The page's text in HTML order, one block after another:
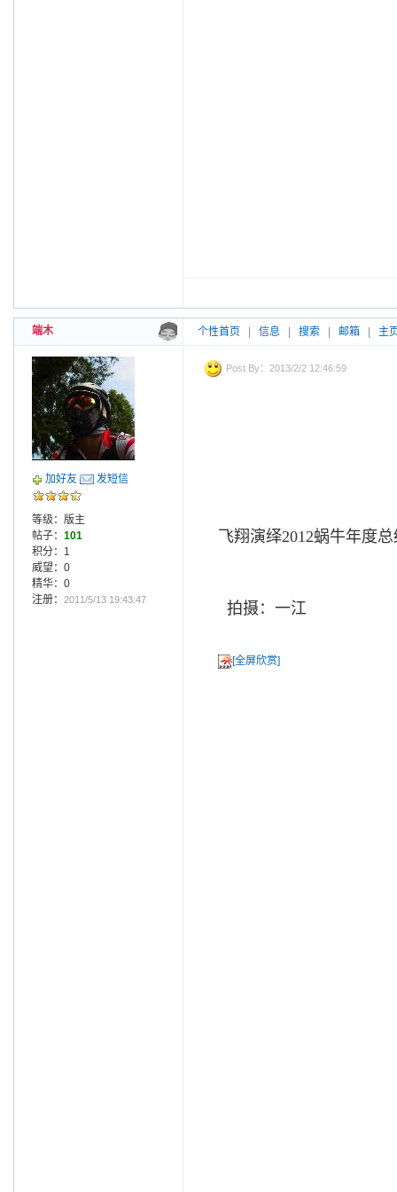
端木 个性首页 信息 搜索 邮箱 主
加好友 发短信
等级：版主
帖子： 101
积分：1
威望：0
精华：0
注册： 2011/5/13 19:43:47
Post By：2013/2/2 12:46:59
飞翔演绎2012蜗牛年度
拍摄：一江
[全屏欣赏]